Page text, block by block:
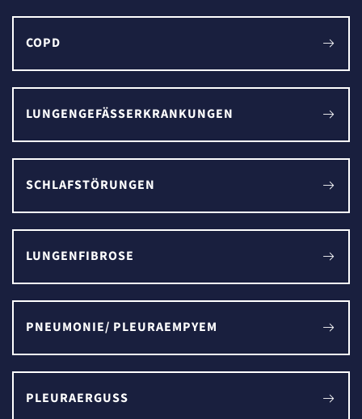
COPD
LUNGENGEFÄSSERKRANKUNGEN
SCHLAFSTÖRUNGEN
LUNGENFIBROSE
PNEUMONIE/ PLEURAEMPYEM
PLEURAERGUSS